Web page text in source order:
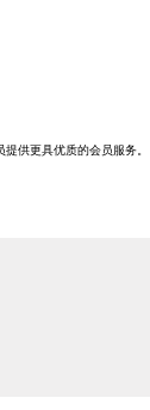
供更具优质的会员服务。